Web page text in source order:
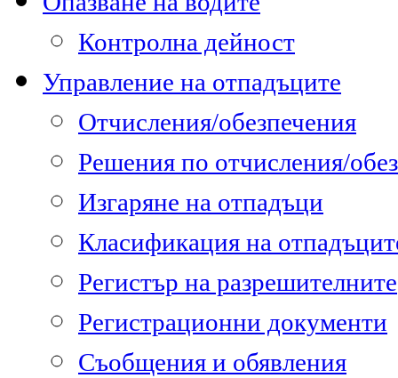
Контролна дейност
Управление на отпадъците
Отчисления/обезпечения
Решения по отчисления/
Изгаряне на отпадъци
Класификация на
Регистър на разрешителните
Регистрационни документи
Съобщения и обявления